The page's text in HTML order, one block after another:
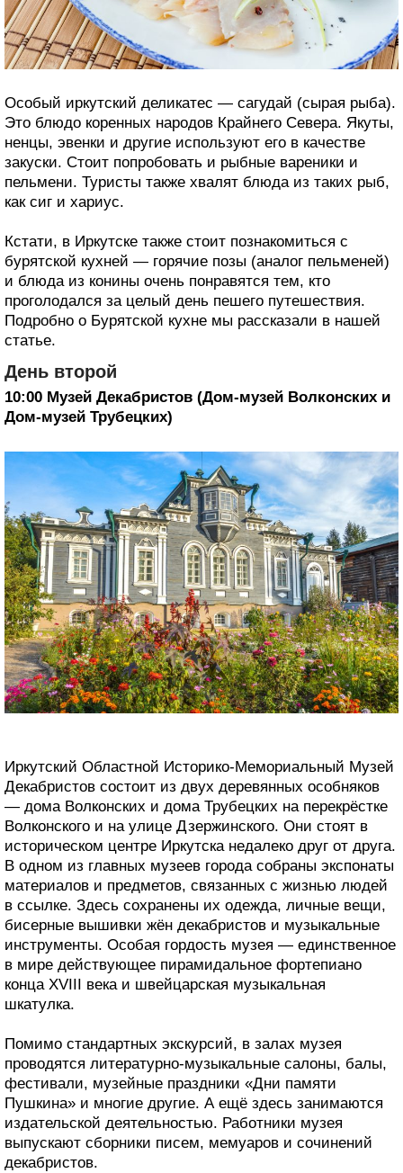
Особый иркутский деликатес — сагудай (сырая рыба).
Это блюдо коренных народов Крайнего Севера. Якуты,
ненцы, эвенки и другие используют его в качестве
закуски. Стоит попробовать и рыбные вареники и
пельмени. Туристы также хвалят блюда из таких рыб,
как сиг и хариус.
Кстати, в Иркутске также стоит познакомиться с
бурятской кухней — горячие позы (аналог пельменей)
и блюда из конины очень понравятся тем, кто
проголодался за целый день пешего путешествия.
Подробно о Бурятской кухне мы рассказали в нашей
статье.
День второй
10:00 Музей Декабристов (Дом-музей Волконских и
Дом-музей Трубецких)
Иркутский Областной Историко-Мемориальный Музей
Декабристов состоит из двух деревянных особняков
— дома Волконских и дома Трубецких на перекрёстке
Волконского и на улице Дзержинского. Они стоят в
историческом центре Иркутска недалеко друг от друга.
В одном из главных музеев города собраны экспонаты
материалов и предметов, связанных с жизнью людей
в ссылке. Здесь сохранены их одежда, личные вещи,
бисерные вышивки жён декабристов и музыкальные
инструменты. Особая гордость музея — единственное
в мире действующее пирамидальное фортепиано
конца XVIII века и швейцарская музыкальная
шкатулка.
Помимо стандартных экскурсий, в залах музея
проводятся литературно-музыкальные салоны, балы,
фестивали, музейные праздники «Дни памяти
Пушкина» и многие другие. А ещё здесь занимаются
издательской деятельностью. Работники музея
выпускают сборники писем, мемуаров и сочинений
декабристов.